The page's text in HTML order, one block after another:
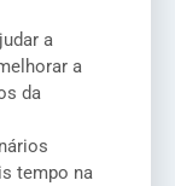
a
a
da
tempo na